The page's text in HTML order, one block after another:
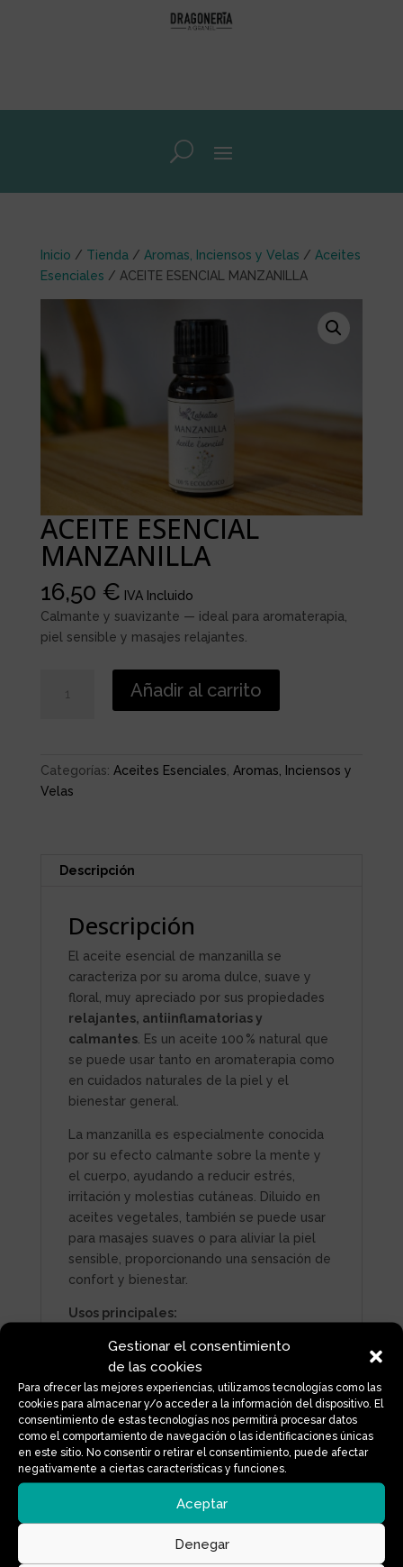
Gestionar el consentimiento
de las cookies
Para ofrecer las mejores experiencias, utilizamos tecnologías como las
cookies para almacenar y/o acceder a la información del dispositivo. El
consentimiento de estas tecnologías nos permitirá procesar datos
como el comportamiento de navegación o las identificaciones únicas
en este sitio. No consentir o retirar el consentimiento, puede afectar
negativamente a ciertas características y funciones.
Aceptar
Denegar
Inicio / Tienda / Aromas, Inciensos y Velas / Aceites
Esenciales / ACEITE ESENCIAL MANZANILLA
ACEITE ESENCIAL
MANZANILLA
16,50 € IVA Incluido
Calmante y suavizante — ideal para aromaterapia,
piel sensible y masajes relajantes.
ESENCIAL
Añadir al carrito
Categorías: Aceites Esenciales Aromas, Inciensos y
Velas
Descripción
Descripción
El aceite esencial de manzanilla se
caracteriza por su aroma dulce, suave y
floral, muy apreciado por sus propiedades
relajantes, antiinflamatorias y
calmantes. Es un aceite 100 % natural que
se puede usar tanto en aromaterapia como
en cuidados naturales de la piel y el
bienestar general.
La manzanilla es especialmente conocida
por su efecto calmante sobre la mente y
el cuerpo, ayudando a reducir estrés,
irritación y molestias cutáneas. Diluido en
aceites vegetales, también se puede usar
para masajes suaves o para aliviar la piel
sensible, proporcionando una sensación de
confort y bienestar.
Usos principales:
Aromaterapia: relaja y aporta calma,
ideal para momentos de tensión o antes
de dormir.
Masajes (diluido):suaviza y alivia
tensiones musculares.
Cuidado de la piel (diluido):apto para
unas gotas en difusores